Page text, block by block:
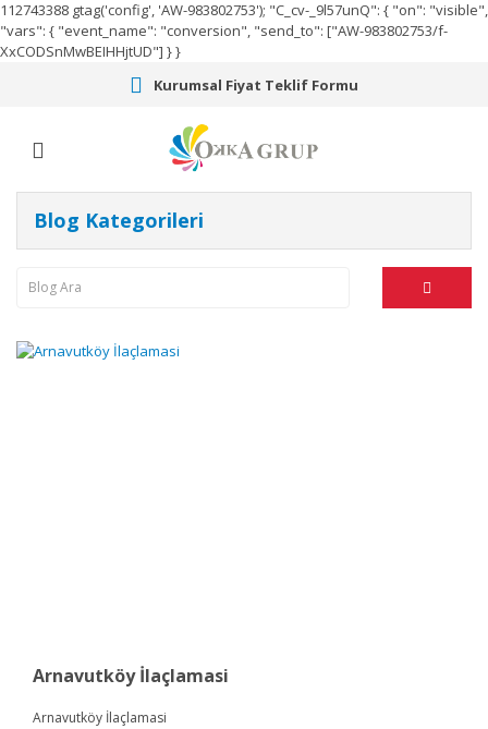
112743388 gtag('config', 'AW-983802753'); "C_cv-_9l57unQ": { "on": "visible",
"vars": { "event_name": "conversion", "send_to": ["AW-983802753/f-
XxCODSnMwBEIHHjtUD"] } }
Kurumsal Fiyat Teklif Formu
Blog Kategorileri
Arnavutköy İlaçlamasi
Arnavutköy İlaçlamasi